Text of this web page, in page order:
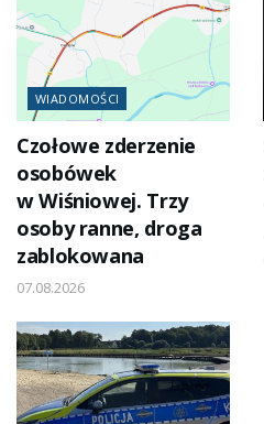
WIADOMOŚCI
Czołowe zderzenie
osobówek
w Wiśniowej. Trzy
osoby ranne, droga
zablokowana
07.08.2026